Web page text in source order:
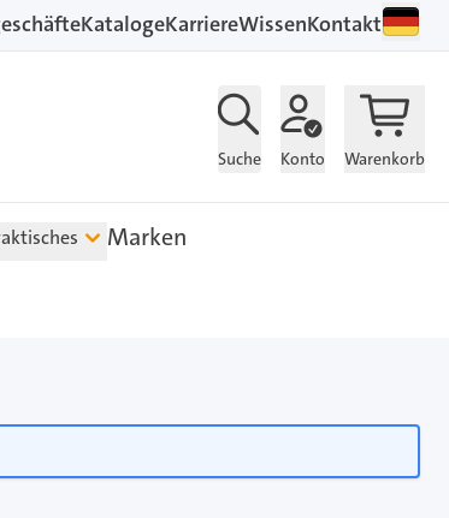
KatalogeKarriereWissenKontakt
Suche Konto Warenkorb
Marken